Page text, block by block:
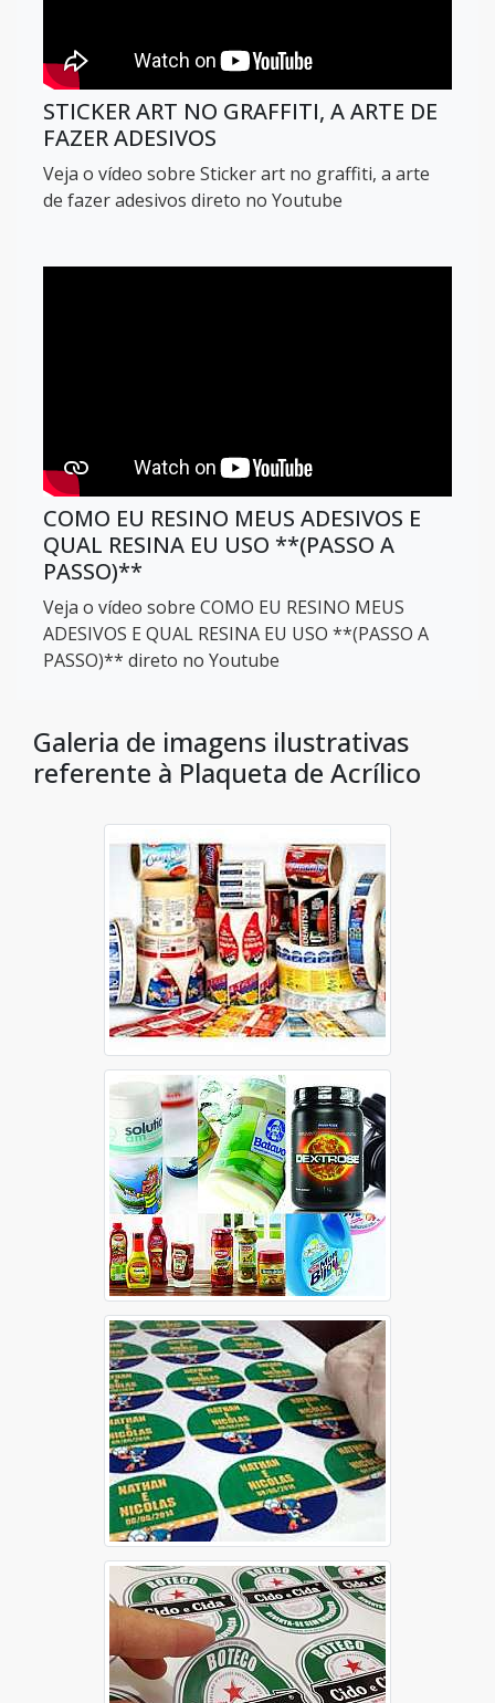
STICKER ART NO GRAFFITI, A ARTE DE
FAZER ADESIVOS
Veja o vídeo sobre Sticker art no graffiti, a arte
de fazer adesivos direto no Youtube
COMO EU RESINO MEUS ADESIVOS E
QUAL RESINA EU USO **(PASSO A
PASSO)**
Veja o vídeo sobre COMO EU RESINO MEUS
ADESIVOS E QUAL RESINA EU USO **(PASSO A
PASSO)** direto no Youtube
Galeria de imagens ilustrativas
referente à Plaqueta de Acrílico